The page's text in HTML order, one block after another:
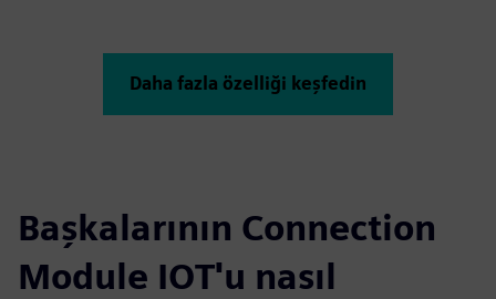
Daha fazla özelliği keşfedin
Başkalarının Connection
Module IOT'u nasıl